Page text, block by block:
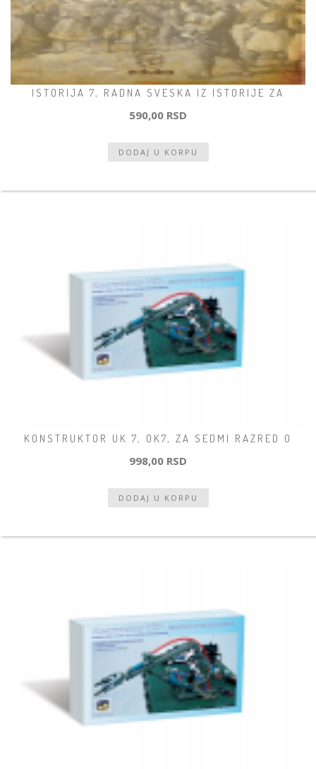
ISTORIJA 7, RADNA SVESKA IZ ISTORIJE ZA
590,00 RSD
KONSTRUKTOR UK 7, OK7, ZA SEDMI RAZRED O
998,00 RSD